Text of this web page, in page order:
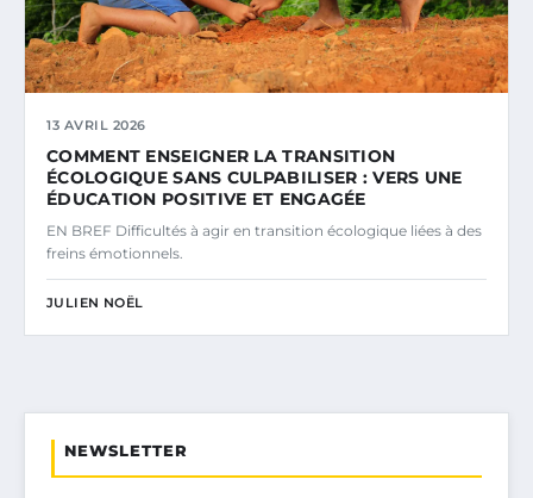
13 AVRIL 2026
COMMENT ENSEIGNER LA TRANSITION
ÉCOLOGIQUE SANS CULPABILISER : VERS UNE
ÉDUCATION POSITIVE ET ENGAGÉE
EN BREF Difficultés à agir en transition écologique liées à des
freins émotionnels.
JULIEN NOËL
NEWSLETTER